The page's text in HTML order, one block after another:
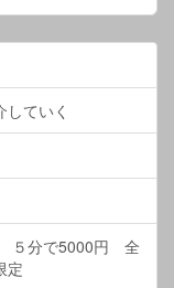
ていく
５分で5000円 全
定